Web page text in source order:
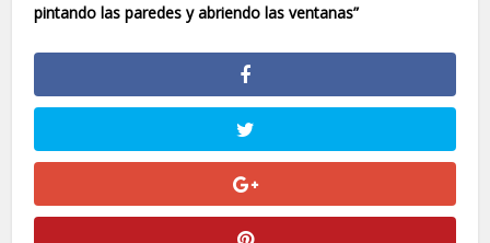
pintando las paredes y abriendo las ventanas”